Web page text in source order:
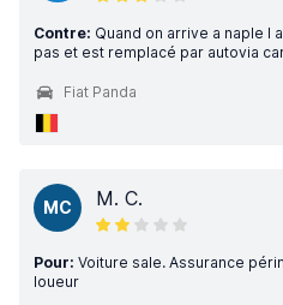
Contre: Quand on arrive a naple l
pas et est remplacé par autovia
Fiat Panda
MC M. C.
Pour: Voiture sale. Assurance
loueur